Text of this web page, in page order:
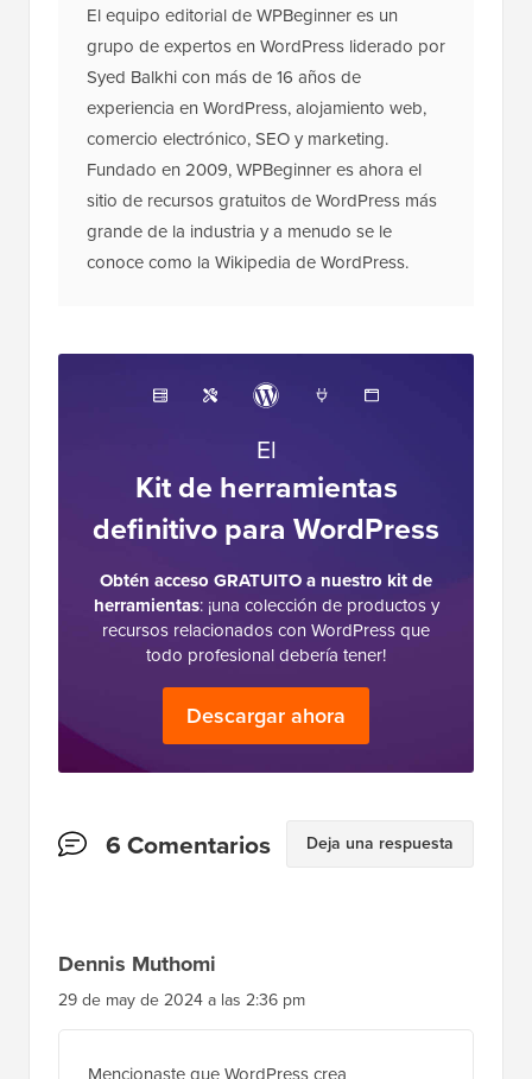
El equipo editorial de WPBeginner es un
grupo de expertos en WordPress liderado por
Syed Balkhi con más de 16 años de
experiencia en WordPress, alojamiento web,
comercio electrónico, SEO y marketing.
Fundado en 2009, WPBeginner es ahora el
sitio de recursos gratuitos de WordPress más
grande de la industria y a menudo se le
conoce como la Wikipedia de WordPress.
El
Kit de herramientas
definitivo para WordPress
Obtén acceso GRATUITO a nuestro kit de
herramientas: ¡una colección de productos y
recursos relacionados con WordPress que
todo profesional debería tener!
Descargar ahora
Interacciones
6 Comentarios Deja una respuesta
Dennis Muthomi
29 de may de 2024 a las 2:36 pm